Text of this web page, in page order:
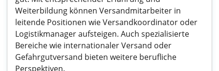
Weiterbildung können Versandmitarbeiter in
leitende Positionen wie Versandkoordinator oder
Logistikmanager aufsteigen. Auch spezialisierte
Bereiche wie internationaler Versand oder
Gefahrgutversand bieten weitere berufliche
Perspektiven.